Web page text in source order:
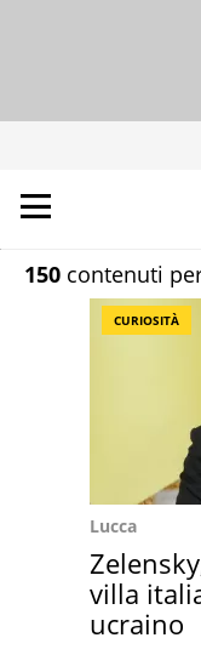
150 contenuti
CURIOSITÀ
Lucca
villa
ucraino